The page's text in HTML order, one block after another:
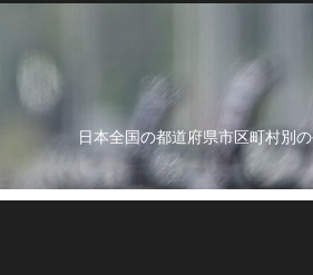
日本全国の都道府県市区町村別